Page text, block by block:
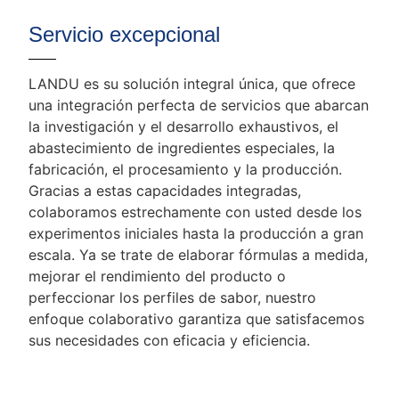
Servicio excepcional
LANDU es su solución integral única, que ofrece
una integración perfecta de servicios que abarcan
la investigación y el desarrollo exhaustivos, el
abastecimiento de ingredientes especiales, la
fabricación, el procesamiento y la producción.
Gracias a estas capacidades integradas,
colaboramos estrechamente con usted desde los
experimentos iniciales hasta la producción a gran
escala. Ya se trate de elaborar fórmulas a medida,
mejorar el rendimiento del producto o
perfeccionar los perfiles de sabor, nuestro
enfoque colaborativo garantiza que satisfacemos
sus necesidades con eficacia y eficiencia.